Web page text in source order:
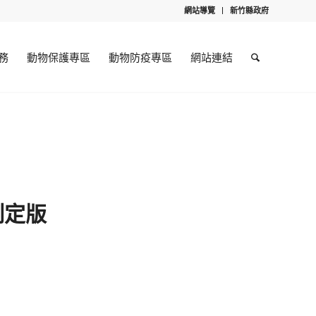
網站導覽 新竹縣政府
動物保護專區 動物防疫專區 網站連結
版